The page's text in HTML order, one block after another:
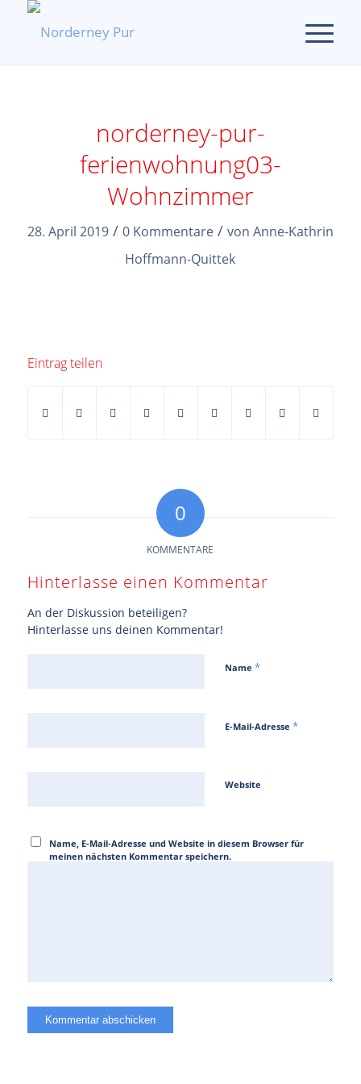
norderney-pur-
ferienwohnung03-
Wohnzimmer
28. April 2019 / 0 Kommentare / von Anne-Kathrin
Hoffmann-Quittek
Eintrag teilen
0
KOMMENTARE
Hinterlasse einen Kommentar
An der Diskussion beteiligen?
Hinterlasse uns deinen Kommentar!
Name *
E-Mail-Adresse *
Website
Name, E-Mail-Adresse und Website in diesem Browser für
meinen nächsten Kommentar speichern.